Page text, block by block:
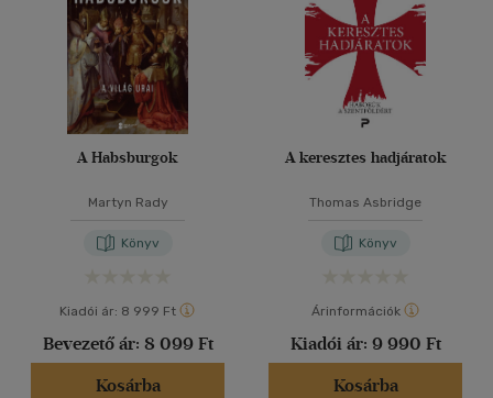
A Habsburgok
Martyn Rady
Könyv
Kiadói ár: 8 999 Ft
Bevezető ár: 8 099 Ft
Kosárba
A keresztes hadjáratok
Thomas Asbridge
Könyv
Árinformációk
Kiadói ár: 9 990 Ft
Kosárba